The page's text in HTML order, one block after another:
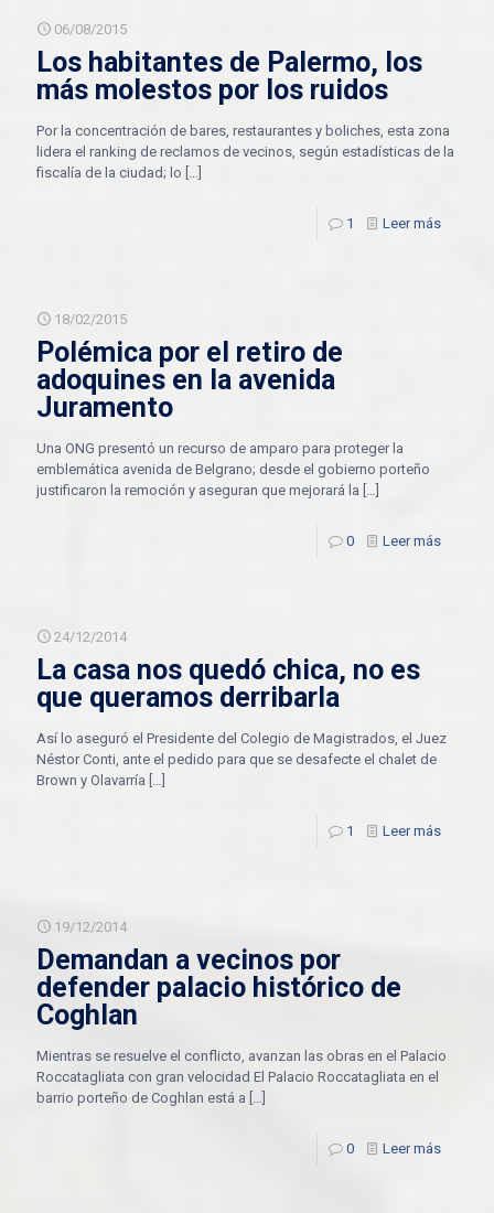
06/08/2015
Los habitantes de Palermo, los
más molestos por los ruidos
Por la concentración de bares, restaurantes y boliches, esta zona
lidera el ranking de reclamos de vecinos, según estadísticas de la
fiscalía de la ciudad; lo […]
1 Leer más
18/02/2015
Polémica por el retiro de
adoquines en la avenida
Juramento
Una ONG presentó un recurso de amparo para proteger la
emblemática avenida de Belgrano; desde el gobierno porteño
justificaron la remoción y aseguran que mejorará la […]
0 Leer más
24/12/2014
La casa nos quedó chica, no es
que queramos derribarla
Así lo aseguró el Presidente del Colegio de Magistrados, el Juez
Néstor Conti, ante el pedido para que se desafecte el chalet de
Brown y Olavarría […]
1 Leer más
19/12/2014
Demandan a vecinos por
defender palacio histórico de
Coghlan
Mientras se resuelve el conflicto, avanzan las obras en el Palacio
Roccatagliata con gran velocidad El Palacio Roccatagliata en el
barrio porteño de Coghlan está a […]
0 Leer más